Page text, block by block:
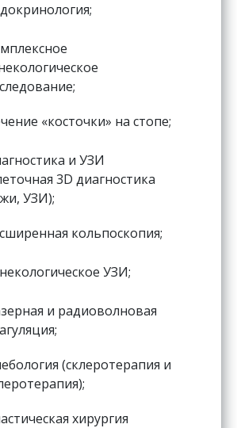
«косточки» на стопе;
и УЗИ
3D диагностика
УЗИ);
кольпоскопия;
УЗИ;
и радиоволновая
(склеротерапия и
хирургия